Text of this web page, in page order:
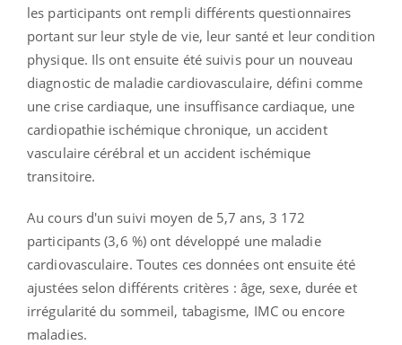
les participants ont rempli différents questionnaires
portant sur leur style de vie, leur santé et leur condition
physique. Ils ont ensuite été suivis pour un nouveau
diagnostic de maladie cardiovasculaire, défini comme
une crise cardiaque, une insuffisance cardiaque, une
cardiopathie ischémique chronique, un accident
vasculaire cérébral et un accident ischémique
transitoire.
Au cours d'un suivi moyen de 5,7 ans, 3 172
participants (3,6 %) ont développé une maladie
cardiovasculaire. Toutes ces données ont ensuite été
ajustées selon différents critères : âge, sexe, durée et
irrégularité du sommeil, tabagisme, IMC ou encore
maladies.